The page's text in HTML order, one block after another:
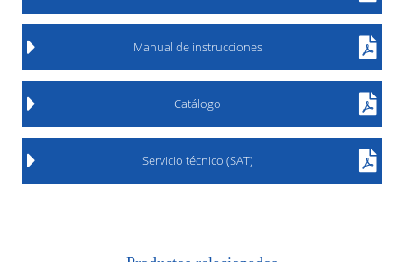
Manual de instrucciones
Catálogo
Servicio técnico (SAT)